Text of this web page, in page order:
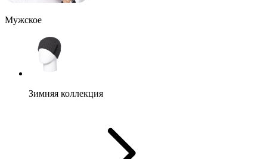
Мужское
Зимняя коллекция